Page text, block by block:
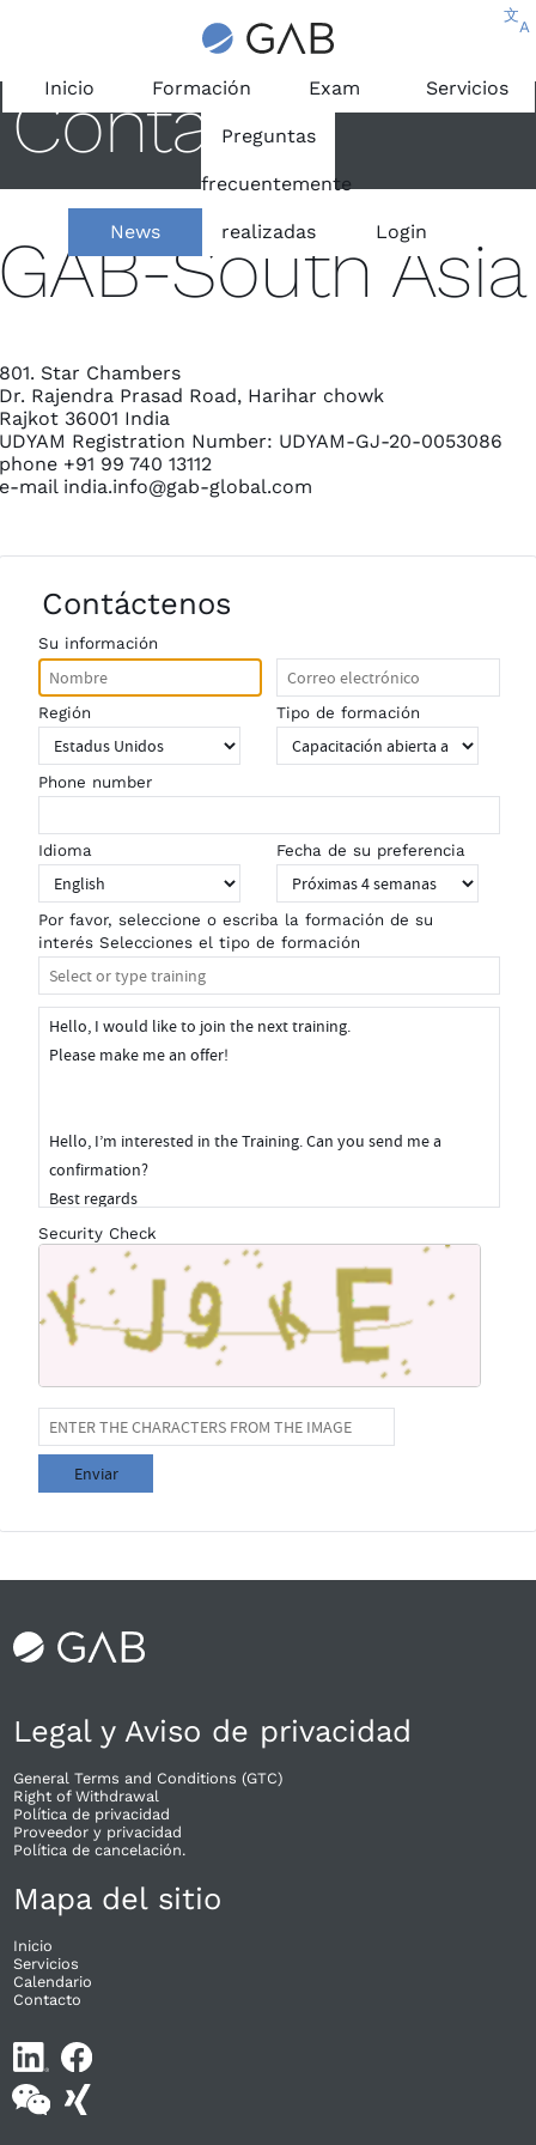
文
A
Inicio Formación Exam Servicios
News
Preguntas
frecuentemente
realizadas Login
Contacto
South Asia
801. Star Chambers
Dr. Rajendra Prasad Road, Harihar chowk
Rajkot 36001 India
UDYAM Registration Number: UDYAM-GJ-20-0053086
phone +91 99 740 13112
e-mail india.info@gab-global.com
Contáctenos
Su información
Región Tipo de formación
Phone number
Idioma Fecha de su preferencia
Por favor, seleccione o escriba la formación de su
interés Selecciones el tipo de formación
Security Check
Enviar
Legal y Aviso de privacidad
General Terms and Conditions (GTC)
Right of Withdrawal​
Política de privacidad
Proveedor y privacidad
Política de cancelación.
Mapa del sitio
Inicio
Servicios
Calendario
Contacto